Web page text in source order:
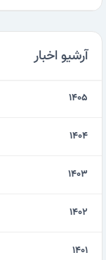
آرشیو اخبار
۱۴۰۵
۱۴۰۴
۱۴۰۳
۱۴۰۲
۱۴۰۱